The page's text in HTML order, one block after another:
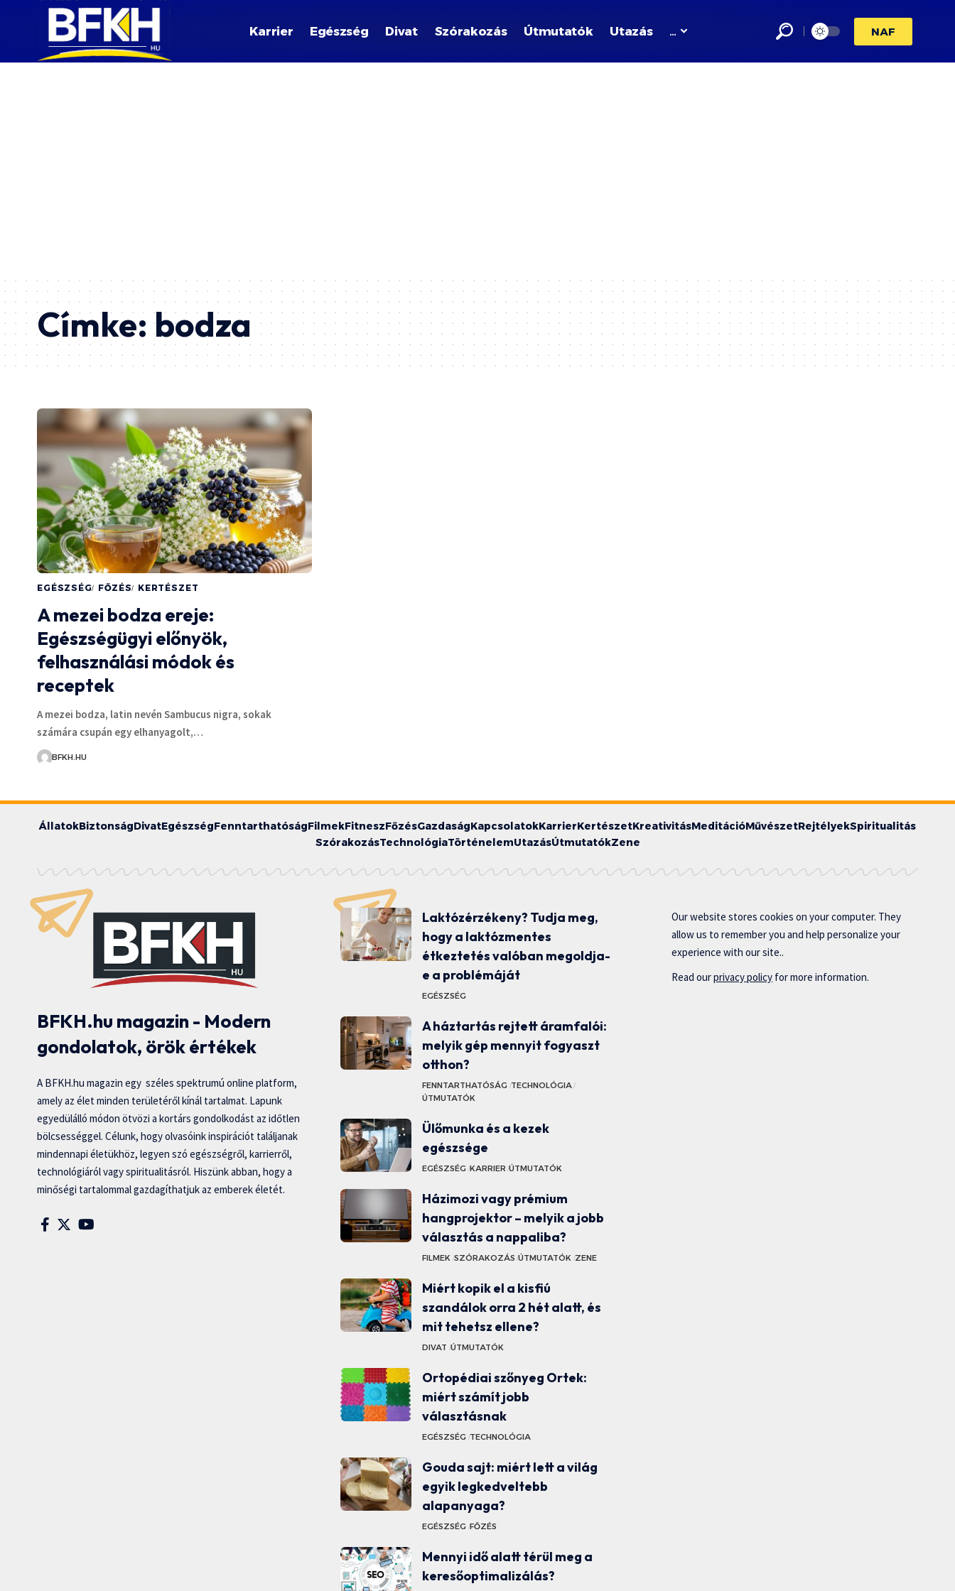
Karrier Egészség Divat Szórakozás Útmutatók Utazás … NAF
Címke:bodza
EGÉSZSÉG FŐZÉS KERTÉSZET
A mezei bodza ereje:
Egészségügyi előnyök,
felhasználási módok és
receptek
A mezei bodza, latin nevén Sambucus nigra, sokak
számára csupán egy elhanyagolt,…
BFKH.HU
ÁllatokBiztonságDivatEgészségFenntarthatóságFilmekFitneszFőzésGazdaságKapcsolatokKarrierKertészetKreativitásMeditációMűvészetRejtélyekSpiritualitás
SzórakozásTechnológiaTörténelemUtazásÚtmutatókZene
BFKH.hu magazin - Modern
gondolatok, örök értékek
A BFKH.hu magazin egy széles spektrumú online platform,
amely az élet minden területéről kínál tartalmat. Lapunk
egyedülálló módon ötvözi a kortárs gondolkodást az időtlen
bölcsességgel. Célunk, hogy olvasóink inspirációt találjanak
mindennapi életükhöz, legyen szó egészségről, karrierről,
technológiáról vagy spiritualitásról. Hiszünk abban, hogy a
minőségi tartalommal gazdagíthatjuk az emberek életét.
Laktózérzékeny? Tudja meg,
hogy a laktózmentes
étkeztetés valóban megoldja-
e a problémáját
EGÉSZSÉG
A háztartás rejtett áramfalói:
melyik gép mennyit fogyaszt
otthon?
FENNTARTHATÓSÁG TECHNOLÓGIA
ÚTMUTATÓK
Ülőmunka és a kezek
egészsége
EGÉSZSÉG KARRIER ÚTMUTATÓK
Házimozi vagy prémium
hangprojektor – melyik a jobb
választás a nappaliba?
FILMEK SZÓRAKOZÁS ÚTMUTATÓK ZENE
Miért kopik el a kisfiú
szandálok orra 2 hét alatt, és
mit tehetsz ellene?
DIVAT ÚTMUTATÓK
Ortopédiai szőnyeg Ortek:
miért számít jobb
választásnak
EGÉSZSÉG TECHNOLÓGIA
Gouda sajt: miért lett a világ
egyik legkedveltebb
alapanyaga?
EGÉSZSÉG FŐZÉS
Mennyi idő alatt térül meg a
keresőoptimalizálás?
Our website stores cookies on your computer. They
allow us to remember you and help personalize your
experience with our site..
Read ourprivacy policy for more information.